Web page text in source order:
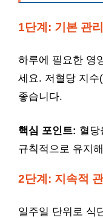
1단계: 기본 관리
하루에 필요한 영
세요. 저혈당 지수
좋습니다.
핵심 포인트: 혈당
규칙적으로 유지
2단계: 지속적
일주일 단위로 식